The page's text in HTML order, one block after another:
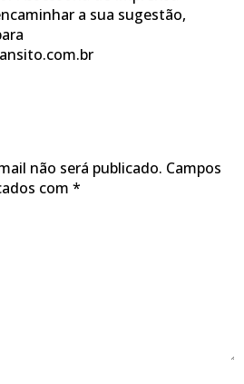
a sua sugestão,
não será publicado. Campos
com *